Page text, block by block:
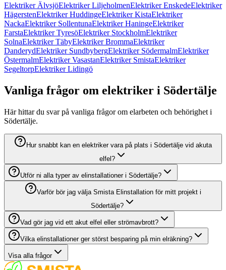
Elektriker ÄlvsjöElektriker LiljeholmenElektriker EnskedeElektriker
HägerstenElektriker HuddingeElektriker KistaElektriker
NackaElektriker SollentunaElektriker HaningeElektriker
FarstaElektriker TyresöElektriker StockholmElektriker
SolnaElektriker TäbyElektriker BrommaElektriker
DanderydElektriker SundbybergElektriker SödermalmElektriker
ÖstermalmElektriker VasastanElektriker SmistaElektriker
SegeltorpElektriker Lidingö
Vanliga frågor om elektriker i Södertälje
Här hittar du svar på vanliga frågor om elarbeten och behörighet i
Södertälje.
Hur snabbt kan en elektriker vara på plats i Södertälje vid akuta
elfel?
Utför ni alla typer av elinstallationer i Södertälje?
Varför bör jag välja Smista Elinstallation för mitt projekt i
Södertälje?
Vad gör jag vid ett akut elfel eller strömavbrott?
Vilka elinstallationer ger störst besparing på min elräkning?
Visa alla frågor